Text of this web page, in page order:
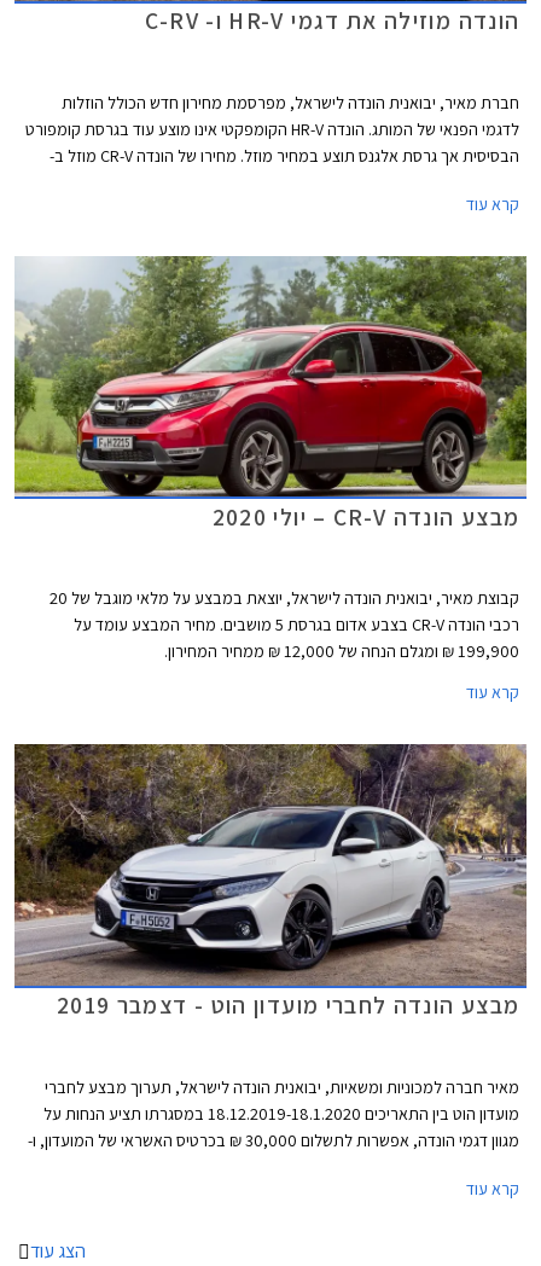
הונדה מוזילה את דגמי HR-V ו- C-RV
חברת מאיר, יבואנית הונדה לישראל, מפרסמת מחירון חדש הכולל הוזלות
לדגמי הפנאי של המותג. הונדה HR-V הקומפקטי אינו מוצע עוד בגרסת קומפורט
הבסיסית אך גרסת אלגנס תוצע במחיר מוזל. מחירו של הונדה CR-V מוזל ב-
קרא עוד
מבצע הונדה CR-V – יולי 2020
קבוצת מאיר, יבואנית הונדה לישראל, יוצאת במבצע על מלאי מוגבל של 20
רכבי הונדה CR-V בצבע אדום בגרסת 5 מושבים. מחיר המבצע עומד על
199,900 ₪ ומגלם הנחה של 12,000 ₪ ממחיר המחירון.
קרא עוד
מבצע הונדה לחברי מועדון הוט - דצמבר 2019
מאיר חברה למכוניות ומשאיות, יבואנית הונדה לישראל, תערוך מבצע לחברי
מועדון הוט בין התאריכים 18.12.2019-18.1.2020 במסגרתו תציע הנחות על
מגוון דגמי הונדה, אפשרות לתשלום 30,000 ₪ בכרטיס האשראי של המועדון, ו-
התצוגה של הונדה ברחבי הארץ.
קרא עוד
הצג עוד